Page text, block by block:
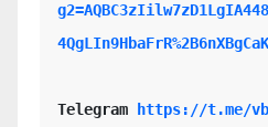
Telegram https://t.me/